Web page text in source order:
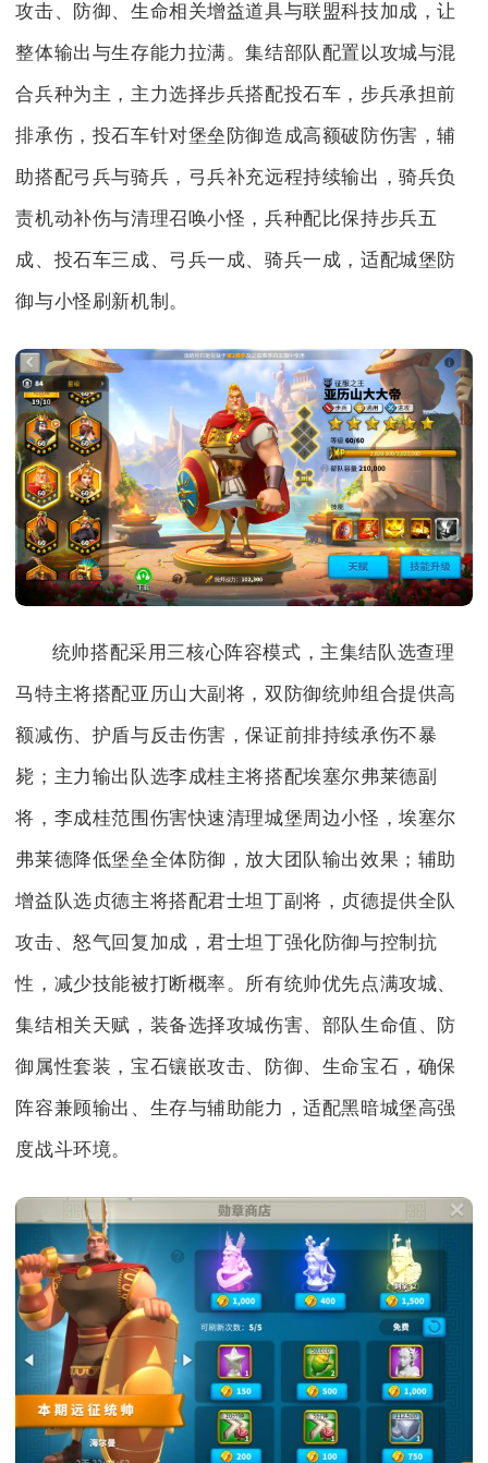
攻击、防御、生命相关增益道具与联盟科技加成，让
整体输出与生存能力拉满。集结部队配置以攻城与混
合兵种为主，主力选择步兵搭配投石车，步兵承担前
排承伤，投石车针对堡垒防御造成高额破防伤害，辅
助搭配弓兵与骑兵，弓兵补充远程持续输出，骑兵负
责机动补伤与清理召唤小怪，兵种配比保持步兵五
成、投石车三成、弓兵一成、骑兵一成，适配城堡防
御与小怪刷新机制。
统帅搭配采用三核心阵容模式，主集结队选查理
马特主将搭配亚历山大副将，双防御统帅组合提供高
额减伤、护盾与反击伤害，保证前排持续承伤不暴
毙；主力输出队选李成桂主将搭配埃塞尔弗莱德副
将，李成桂范围伤害快速清理城堡周边小怪，埃塞尔
弗莱德降低堡垒全体防御，放大团队输出效果；辅助
增益队选贞德主将搭配君士坦丁副将，贞德提供全队
攻击、怒气回复加成，君士坦丁强化防御与控制抗
性，减少技能被打断概率。所有统帅优先点满攻城、
集结相关天赋，装备选择攻城伤害、部队生命值、防
御属性套装，宝石镶嵌攻击、防御、生命宝石，确保
阵容兼顾输出、生存与辅助能力，适配黑暗城堡高强
度战斗环境。